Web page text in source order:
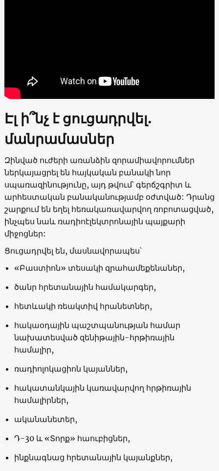
Էլ ի՞նչ է ցուցադրվել.
մանրամասներ
Զինված ուժերի առանձին զորամիավորումներ
ներկայացրել են հայկական բանակի նոր
սպառազինությունը, այդ թվում՝ գերճշգրիտ և
արհեստական բանականությամբ օժտված: Դրանց
շարքում են եղել հեռակառավարվող ռոբոտացված,
ինչպես նաև ռադիոէլեկտրոնային պայքարի
միջոցներ:
Ցուցադրվել են, մասնավորապես՝
«Բաստիոն» տեսակի զրահամեքենաներ,
ծանր հրետանային համակարգեր,
հետևակի ռեակտիվ հրանետներ,
հակաօդային պաշտպանության համար
նախատեսված զենիթային-հրթիռային
համալիր,
ռադիոլոկացիոն կայաններ,
հակատանկային կառավարվող հրթիռային
համալիրներ,
ականանետեր,
Դ-30 և «Տորք» հաուբիցներ,
ինքնագնաց հրետանային կայանքներ,